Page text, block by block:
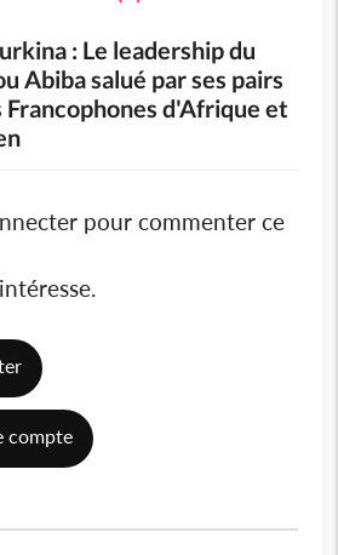
: Le leadership du
Abiba salué par ses pairs
d'Afrique et
pour commenter ce
compte